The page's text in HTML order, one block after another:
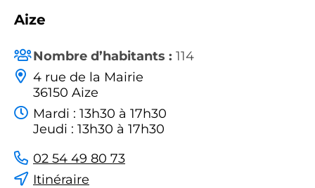
Aize
Nombre d’habitants : 114
4 rue de la Mairie
36150 Aize
Mardi : 13h30 à 17h30
Jeudi : 13h30 à 17h30
02 54 49 80 73
Itinéraire